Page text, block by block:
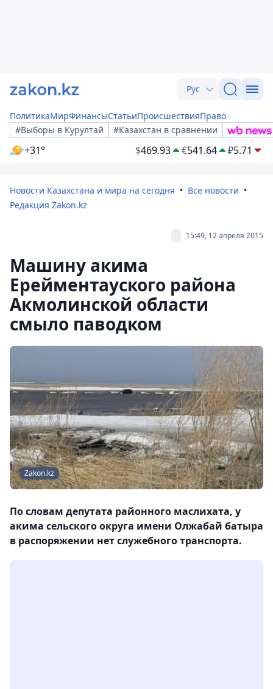
Рус
ПолитикаМирФинансыСтатьиПроисшествияПраво
#Выборы в Курултай
#Казахстан в сравнении
+31° $469.93 €541.64 ₽5.71
Новости Казахстана и мира на сегодня
Все новости
Редакция Zakon.kz
15:49, 12 апреля 2015
Машину акима
Ерейментауского района
Акмолинской области
смыло паводком
Zakon.kz
По словам депутата районного маслихата, у
акима сельского округа имени Олжабай батыра
в распоряжении нет служебного транспорта.